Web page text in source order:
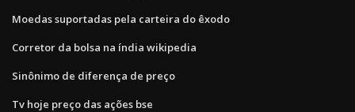
Moedas suportadas pela carteira do êxodo
Corretor da bolsa na índia wikipedia
Sinônimo de diferença de preço
Tv hoje preço das ações bse